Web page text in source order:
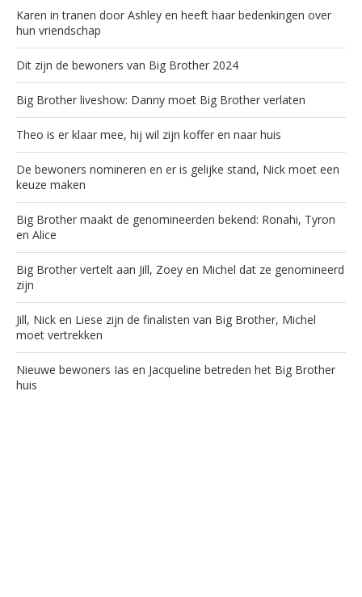
Karen in tranen door Ashley en heeft haar bedenkingen over
hun vriendschap
Dit zijn de bewoners van Big Brother 2024
Big Brother liveshow: Danny moet Big Brother verlaten
Theo is er klaar mee, hij wil zijn koffer en naar huis
De bewoners nomineren en er is gelijke stand, Nick moet een
keuze maken
Big Brother maakt de genomineerden bekend: Ronahi, Tyron
en Alice
Big Brother vertelt aan Jill, Zoey en Michel dat ze genomineerd
zijn
Jill, Nick en Liese zijn de finalisten van Big Brother, Michel
moet vertrekken
Nieuwe bewoners Ias en Jacqueline betreden het Big Brother
huis